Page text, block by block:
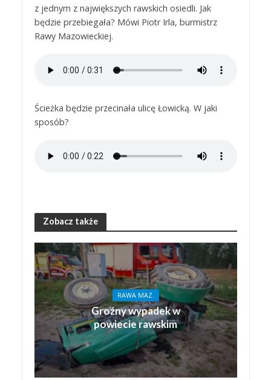
z jednym z największych rawskich osiedli. Jak
będzie przebiegała? Mówi Piotr Irla, burmistrz
Rawy Mazowieckiej.
Ścieżka będzie przecinała ulicę Łowicką. W jaki
sposób?
Zobacz także
RAWA MAZ.
Groźny wypadek w
powiecie rawskim